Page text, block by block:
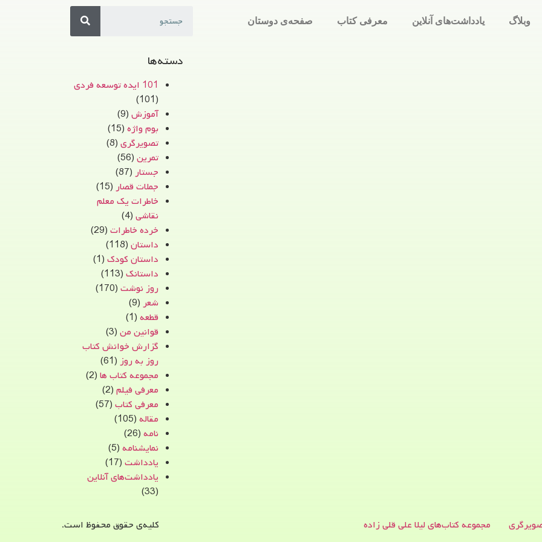
وبلاگ یادداشت‌های آنلاین معرفی کتاب صفحه‌ی دوستان
دسته‌ها
101 ایده توسعه فردی
(101)
آموزش(9)
بوم واژه(15)
تصویرگری(8)
تمرین(56)
جستار(87)
جملات قصار(15)
خاطرات یک معلم
نقاشی(4)
خرده خاطرات(29)
داستان(118)
داستان کودک(1)
داستانک(113)
روز نوشت(170)
شعر(9)
قطعه(1)
قوانین من(3)
گزارش خوانش کتاب
روز به روز(61)
مجموعه کتاب ها(2)
معرفی فیلم(2)
معرفی کتاب(57)
مقاله(105)
نامه(26)
نمایشنامه(5)
یادداشت(17)
یادداشت‌های آنلاین
(33)
مجموعه کتاب‌های لیلا علی قلی زاده کلیه‌ی حقوق محفوظ است.